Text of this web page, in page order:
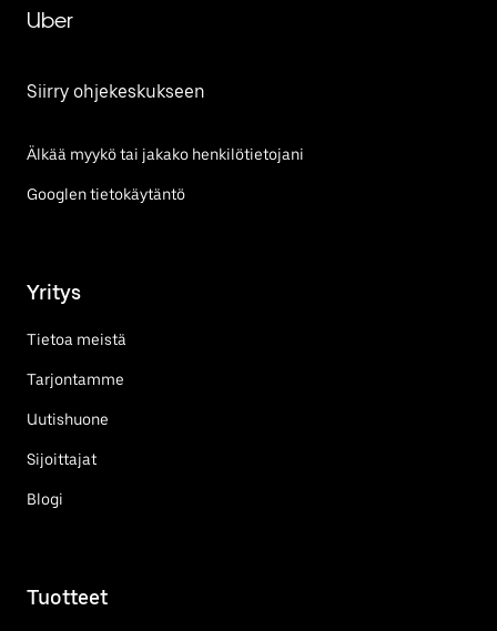
Uber
Siirry ohjekeskukseen
Älkää myykö tai jakako henkilötietojani
Googlen tietokäytäntö
Yritys
Tietoa meistä
Tarjontamme
Uutishuone
Sijoittajat
Blogi
Tuotteet